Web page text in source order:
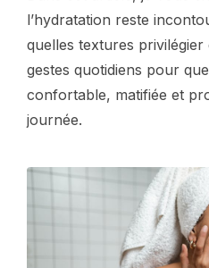
l’hydratation reste
quelles textures
gestes quotidiens pour
confortable, matifiée et
journée.